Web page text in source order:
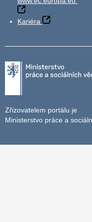
Kariéra
Zřizovatelem portálu je
Ministerstvo práce a